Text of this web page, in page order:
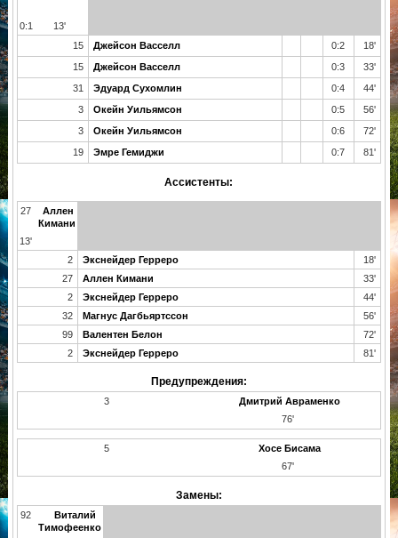
0:1
13'
15
Джейсон Васселл 0:2
18'
15
Джейсон Васселл 0:3
33'
31
Эдуард Сухомлин 0:4
44'
3
Окейн Уильямсон 0:5
56'
3
Окейн Уильямсон 0:6
72'
19
Эмре Гемиджи 0:7 81'
Ассистенты:
27
Аллен
Кимани
13'
2
Экснейдер Герреро
18'
27
Аллен Кимани
33'
2
Экснейдер Герреро
44'
32
Магнус Дагбьяртссон
56'
99
Валентен Белон
72'
2
Экснейдер Герреро 81'
Предупреждения:
3
Дмитрий Авраменко
76'
5
Хосе Бисама
67'
Замены:
92
Виталий
Тимофеенко